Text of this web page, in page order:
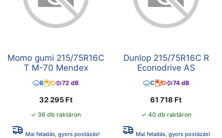
Momo gumi 215/75R16C
T M-70 Mendex
B C 72 dB
32 295 Ft
✓ 36 db raktáron
Mai feladás, gyors postázás!
Dunlop 215/75R16C R
Econodrive AS
C D 74 dB
61 718 Ft
✓ 40 db raktáron
Mai feladás, gyors postázás!